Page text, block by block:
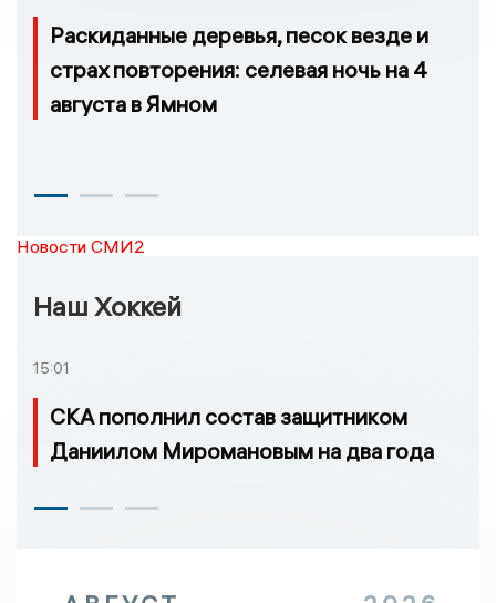
Раскиданные деревья, песок везде и
страх повторения: селевая ночь на 4
августа в Ямном
Новости СМИ2
Наш Хоккей
15:01
СКА пополнил состав защитником
Даниилом Миромановым на два года